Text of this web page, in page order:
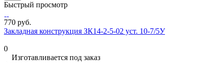
Быстрый просмотр
770 руб.
Закладная конструкция ЗК14-2-5-02 уст. 10-7/5У
0
Изготавливается под заказ